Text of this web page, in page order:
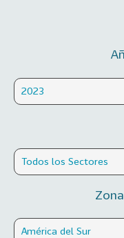
2023
Todos los Sectores
América del Sur